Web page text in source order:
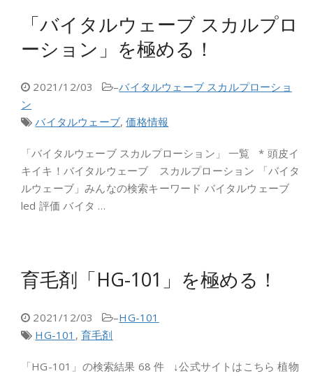
「バイタルウェーブ スカルプロ
ーション」を極める！
2021/12/03 –バイタルウェーブ スカルプローショ
ン
バイタルウェーブ,価格情報
「バイタルウェーブ スカルプローション」 一覧 * 頭皮イ
キイキ！バイタルウェーブ スカルプローション 「バイタ
ルウェーブ」みんなの検索キーワード バイタルウェーブ
led 評価 バイタ …
育毛剤「HG-101」を極める！
2021/12/03 –HG-101
HG-101 ,育毛剤
「HG-101」の検索結果 68 件 ↓公式サイトはこちら 植物